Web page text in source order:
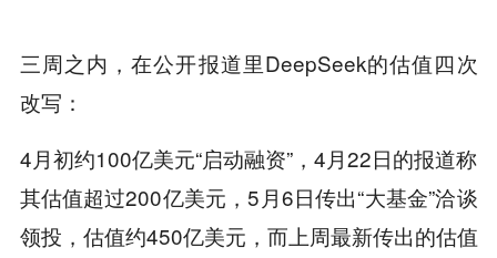
三周之内，在公开报道里DeepSeek的估值四次
改写：
4月初约100亿美元“启动融资”，4月22日的报道称
其估值超过200亿美元，5月6日传出“大基金”洽谈
领投，估值约450亿美元，而上周最新传出的估值